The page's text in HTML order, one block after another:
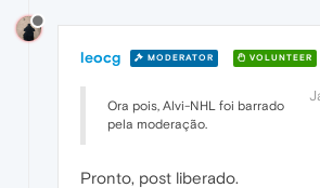
leocg MODERATOR VOLUNTEER
Ora pois, Alvi-NHL foi barrado
pela moderação.
Pronto, post liberado.